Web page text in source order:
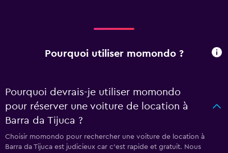
Pourquoi utiliser momondo ?
Pourquoi devrais-je utiliser momondo
pour réserver une voiture de location à
Barra da Tijuca ?
Choisir momondo pour rechercher une voiture de location à
Barra da Tijuca est judicieux car c'est rapide et gratuit. Nous